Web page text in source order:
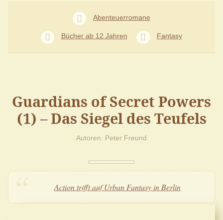
Abenteuerromane
Bücher ab 12 Jahren Fantasy
Guardians of Secret Powers
(1) – Das Siegel des Teufels
Autoren Peter Freund
Action trifft auf Urban Fantasy in Berlin